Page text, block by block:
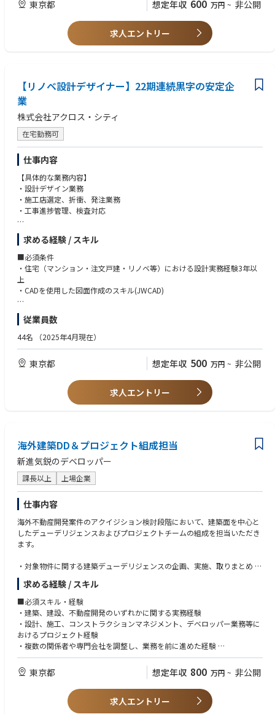
【身につくスキル】
・電力・再エネ業界の知識
・プロジェクト管理、推進能力
※イレギュラー要請に関しては休日出勤の可能性がありますが、必ず代
休を取得いただきます。
■ポジションの特徴：
ります。
■当社について：
マンション用地を自ら仕入れ、企画、設計を行いディベロッパーに提案す
る「造注方式」を他社に先駆けて導入しています。
造注方式は当社が土地を押さえることによって主体的に企画提案を行うこ
とができるため、
競争入札で建設工事を受注する場合と比較して契約条件が良くなることか
ら、事業運営の効率化、安定した利益確保が可能となります。
・1級建築施工管理技士の資格をお持ちの方
東京都 想定年収 600 万円 ~ 非公開
求人エントリー
【リノベ設計デザイナー】22期連続黒字の安定企
業
株式会社アクロス・シティ
在宅勤務可
仕事内容
【具体的な業務内容】
・設計デザイン業務
・施工店選定、折衝、発注業務
・工事進捗管理、検査対応
【組織について】
中途入社の方が多く、20~50代で構成されています。東京本社では営業1
部～3部と3つの部に分かれており、各チーム部長1名、リーダー1名、メン
バー4～10人程度となっております。
情報共有や横の連携が多く風通しの良い環境です。
【当社の魅力】
は、上場企業並みの低金利で調達出来ます。
・一般的な不動産営業と異なり、リノベーションの企画についてもプラン
ナーと打ち合わせを行って頂くため、一つの物件に対しての裁量が大きく
やりがいを思って業務に取り組んで頂けます。
求める経験 / スキル
■必須条件
・住宅（マンション・注文戸建・リノベ等）における設計実務経験3年以
上
・CADを使用した図面作成のスキル(JWCAD)
■歓迎条件
・1級建築士または２級建築士の資格
・インテリアコーディネーターの資格
従業員数
44名 （2025年4月現在）
東京都 想定年収 500 万円 ~ 非公開
求人エントリー
海外建築DD＆プロジェクト組成担当
新進気鋭のデベロッパー
課長以上 上場企業
仕事内容
海外不動産開発案件のアクイジション検討段階において、建築面を中心と
したデューデリジェンスおよびプロジェクトチームの組成を担当いただき
ます。
・対象物件に関する建築デューデリジェンスの企画、実施、取りまとめ
・地盤、環境、測量、インフラ、既存建物、法規制、許認可等に関する調
査内容の整理および評価
・開発計画、建築可能規模、工事費、事業スケジュール、リスクの検証
・現地の設計会社、PM／CM会社、エンジニア、コンサルタント等の選定
および業務管理
・各専門会社から提出される提案書、見積書、調査報告書、契約条件等の
確認
への報告
・案件取得後を見据えた設計、施工、プロジェクトマネジメント体制の構
・社内のアクイジション、設計、法務、現地関係者等との連携
・海外出張、現地調査、関係会社との英語による会議および折衝
求める経験 / スキル
■必須スキル・経験
・建築、建設、不動産開発のいずれかに関する実務経験
・設計、施工、コンストラクションマネジメント、デベロッパー業務等に
おけるプロジェクト経験
・複数の関係者や専門会社を調整し、業務を前に進めた経験
・調査報告書、見積書、建屋現況等を読み取り、課題やリスクを整理して
きた経験
・社内外の関係者に対して、論点や対応方針を分かりやすく説明できるコ
ミュニケーション能力
・海外案件に対する関心があり、異なる商習慣や業務環境に柔軟に対応で
東京都 想定年収 800 万円 ~ 非公開
求人エントリー